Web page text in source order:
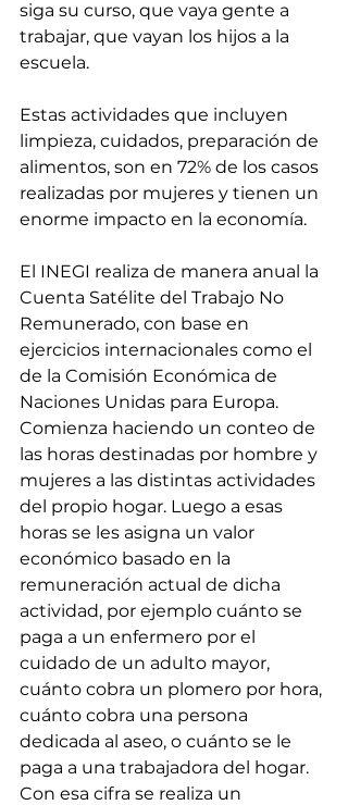
siga su curso, que vaya gente a
trabajar, que vayan los hijos a la
escuela.
Estas actividades que incluyen
limpieza, cuidados, preparación de
alimentos, son en 72% de los casos
realizadas por mujeres y tienen un
enorme impacto en la economía.
El INEGI realiza de manera anual la
Cuenta Satélite del Trabajo No
Remunerado, con base en
ejercicios internacionales como el
de la Comisión Económica de
Naciones Unidas para Europa.
Comienza haciendo un conteo de
las horas destinadas por hombre y
mujeres a las distintas actividades
del propio hogar. Luego a esas
horas se les asigna un valor
económico basado en la
remuneración actual de dicha
actividad, por ejemplo cuánto se
paga a un enfermero por el
cuidado de un adulto mayor,
cuánto cobra un plomero por hora,
cuánto cobra una persona
dedicada al aseo, o cuánto se le
paga a una trabajadora del hogar.
Con esa cifra se realiza un